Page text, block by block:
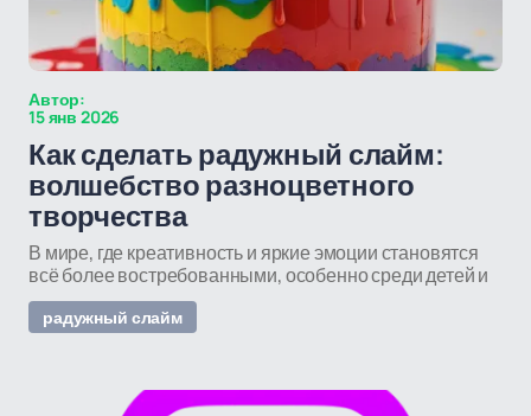
Автор:
15 янв 2026
Как сделать радужный слайм:
волшебство разноцветного
творчества
В мире, где креативность и яркие эмоции становятся
всё более востребованными, особенно среди детей и
радужный слайм